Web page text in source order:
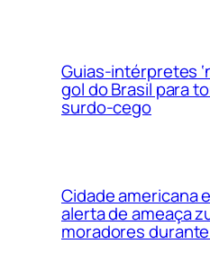
Guias-intérpretes
gol do Brasil para
surdo-cego
Cidade americana
alerta de ameaça
moradores